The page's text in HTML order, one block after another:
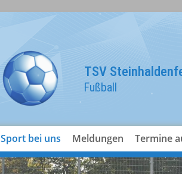
TSV
Fußball
Sport bei uns Meldungen Termine